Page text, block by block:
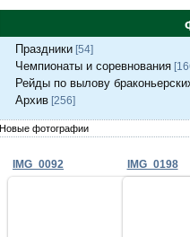
Праздники [54]
Чемпионаты и соревнования
Рейды по вылову
Архив [256]
Новые фотографии
IMG_0092 IMG_0198